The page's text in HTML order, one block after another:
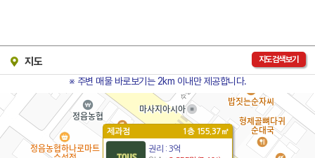
지도 지도검색보기
※ 주변 매물 바로보기는 2km 이내만 제공합니다.